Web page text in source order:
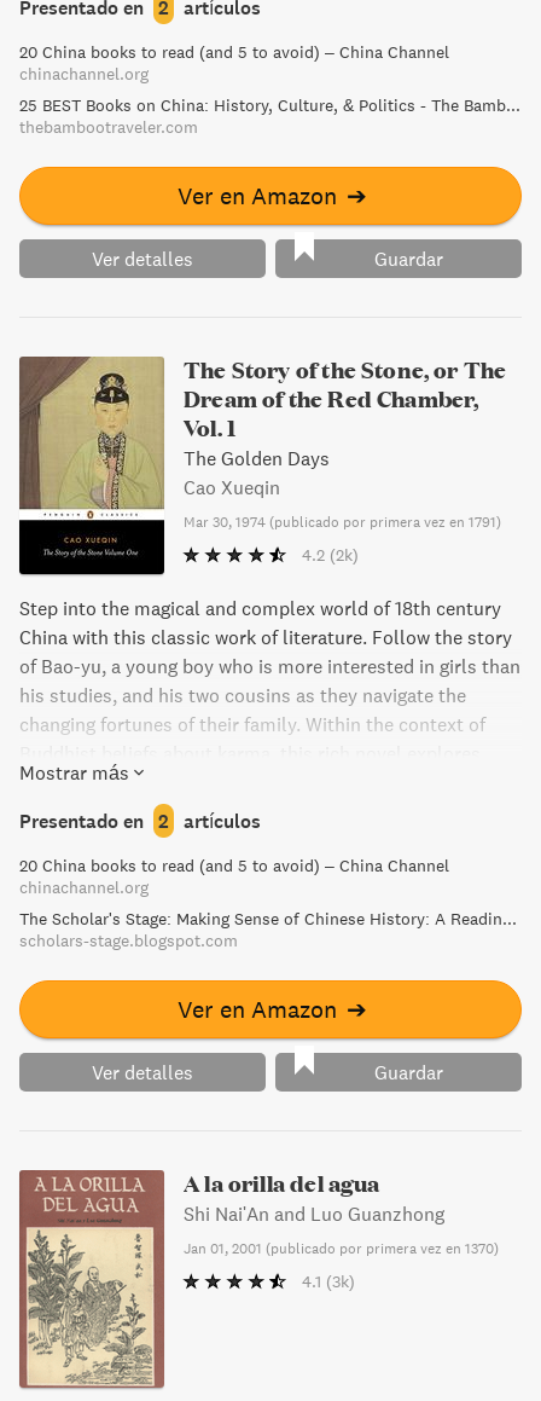
century China. Through surprising discoveries and
untangling dark pasts, the book provides an intimate and
captivating look at the true heart of a city undergoing a
renaissance.
Presentado en 2 artículos
20 China books to read (and 5 to avoid) – China Channel
chinachannel.org
25 BEST Books on China: History, Culture, & Politics - The Bamboo Traveler
thebambootraveler.com
Ver en Amazon ➔
Ver detalles Guardar
The Story of the Stone, or The
Dream of the Red Chamber,
Vol. 1
The Golden Days
Cao Xueqin
Mar 30, 1974 (publicado por primera vez en 1791)
4.2 (2k)
Step into the magical and complex world of 18th century
China with this classic work of literature. Follow the story
of Bao-yu, a young boy who is more interested in girls than
his studies, and his two cousins as they navigate the
changing fortunes of their family. Within the context of
themes of love, sibling rivalry, political intrigue, and even
murder. Get lost in the beauty and complexity of this
masterpiece of Chinese literature.
Mostrar más
Presentado en 2 artículos
20 China books to read (and 5 to avoid) – China Channel
chinachannel.org
The Scholar's Stage: Making Sense of Chinese History: A Reading List
scholars-stage.blogspot.com
Ver en Amazon ➔
Ver detalles Guardar
A la orilla del agua
Shi Nai'An and Luo Guanzhong
Jan 01, 2001 (publicado por primera vez en 1370)
4.1 (3k)